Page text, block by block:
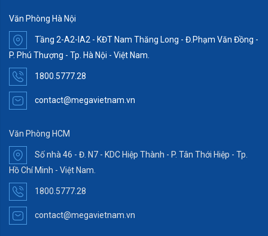
Văn Phòng Hà Nội
Tầng 2-A2-IA2 - KĐT Nam Thăng Long - Đ.Phạm Văn Đồng -
P. Phú Thượng - Tp. Hà Nội - Việt Nam.
1800.5777.28
contact@megavietnam.vn
Văn Phòng HCM
Số nhà 46 - Đ. N7 - KDC Hiệp Thành - P. Tân Thới Hiệp - Tp.
Hồ Chí Minh - Việt Nam.
1800.5777.28
contact@megavietnam.vn